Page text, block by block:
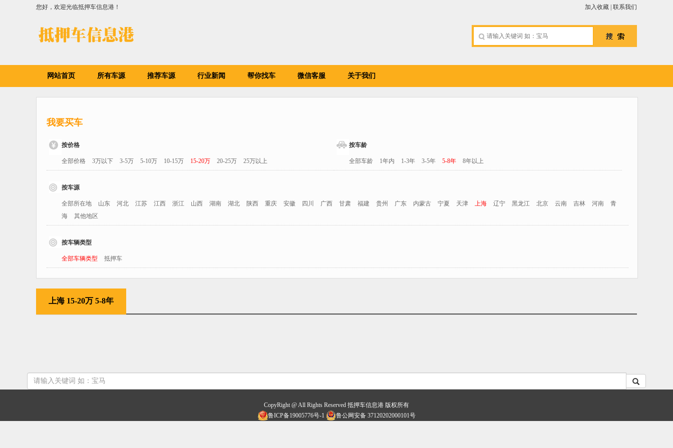
您好，欢迎光临抵押车信息港！ 加入收藏 联系我们
网站首页 所有车源 推荐车源 行业新闻 帮你找车 微信客服 关于我们
我要买车
按价格
全部价格 3万以下 3-5万 5-10万 10-15万 15-20万 20-25万 25万以上
按车龄
全部车龄 1年内 1-3年 3-5年 5-8年 8年以上
按车源
全部所在地 山东 河北 江苏 江西 浙江 山西 湖南 湖北 陕西 重庆 安徽 四川 广西 甘肃 福建 贵州 广东 内蒙古 宁夏 天津 上海 辽宁 黑龙江 北京 云南 吉林 河南
青
海
其他地区
按车辆类型
全部车辆类型 抵押车
上海 15-20万 5-8年
CopyRight @ All Rights Reserved 抵押车信息港 版权所有
鲁ICP备19005776号-1
鲁公网安备 37120202000101号